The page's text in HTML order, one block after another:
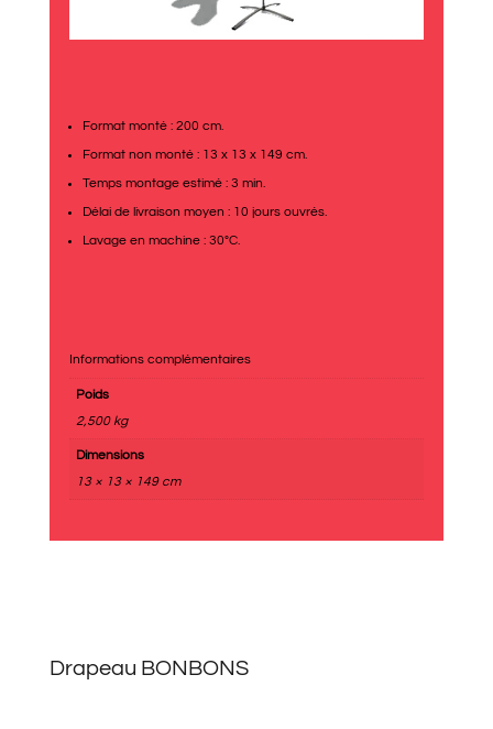
Format monté : 200 cm.
Format non monté : 13 x 13 x 149 cm.
Temps montage estimé : 3 min.
Délai de livraison moyen : 10 jours ouvrés.
Lavage en machine : 30°C.
Informations complémentaires
Poids
2,500 kg
Dimensions
13 × 13 × 149 cm
Drapeau BONBONS